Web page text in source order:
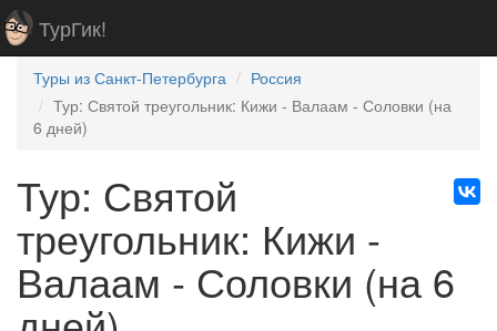
ТурГик!
Туры из Санкт-Петербурга
Россия
Тур: Святой треугольник: Кижи - Валаам - Соловки (на
6 дней)
Тур: Святой
треугольник: Кижи -
Валаам - Соловки (на 6